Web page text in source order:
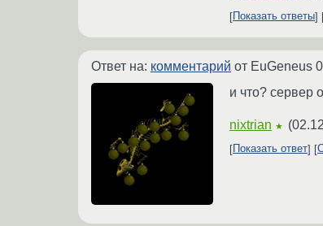
Показать ответы
Ответ на: комментарий от EuGeneus
и что? сервер
nixtrian ★ (
Показать ответ